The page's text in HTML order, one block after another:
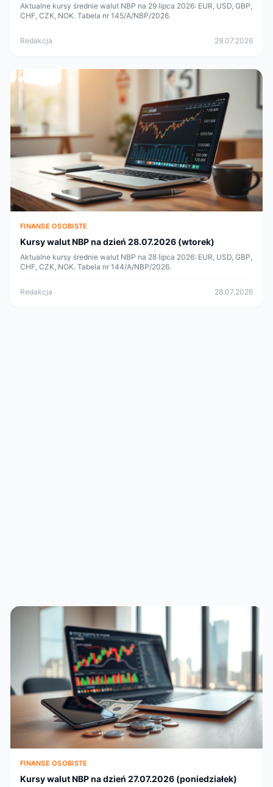
Aktualne kursy średnie walut NBP na 29 lipca 2026: EUR, USD, GBP,
CHF, CZK, NOK. Tabela nr 145/A/NBP/2026.
Redakcja 29.07.2026
FINANSE OSOBISTE
Kursy walut NBP na dzień 28.07.2026 (wtorek)
Aktualne kursy średnie walut NBP na 28 lipca 2026: EUR, USD, GBP,
CHF, CZK, NOK. Tabela nr 144/A/NBP/2026.
Redakcja 28.07.2026
FINANSE OSOBISTE
Kursy walut NBP na dzień 27.07.2026 (poniedziałek)